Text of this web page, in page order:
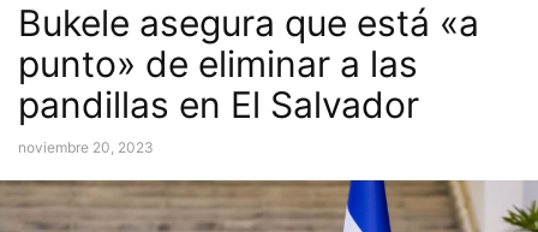
Bukele asegura que está «a
punto» de eliminar a las
pandillas en El Salvador
noviembre 20, 2023